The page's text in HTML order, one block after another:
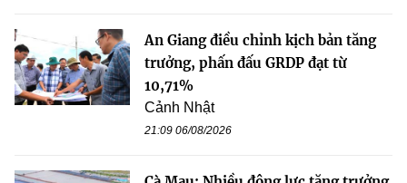
An Giang điều chỉnh kịch bản tăng
trưởng, phấn đấu GRDP đạt từ
10,71%
Cảnh Nhật
21:09 06/08/2026